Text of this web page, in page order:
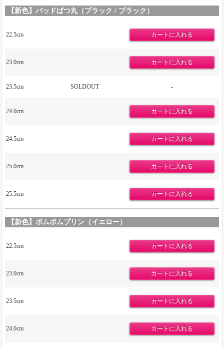
【新色】バッドばつ丸（ブラック / ブラック）
22.5cm
23.0cm
23.5cm SOLDOUT -
24.0cm
24.5cm
25.0cm
25.5cm
【新色】ポムポムプリン（イエロー）
22.5cm
23.0cm
23.5cm
24.0cm